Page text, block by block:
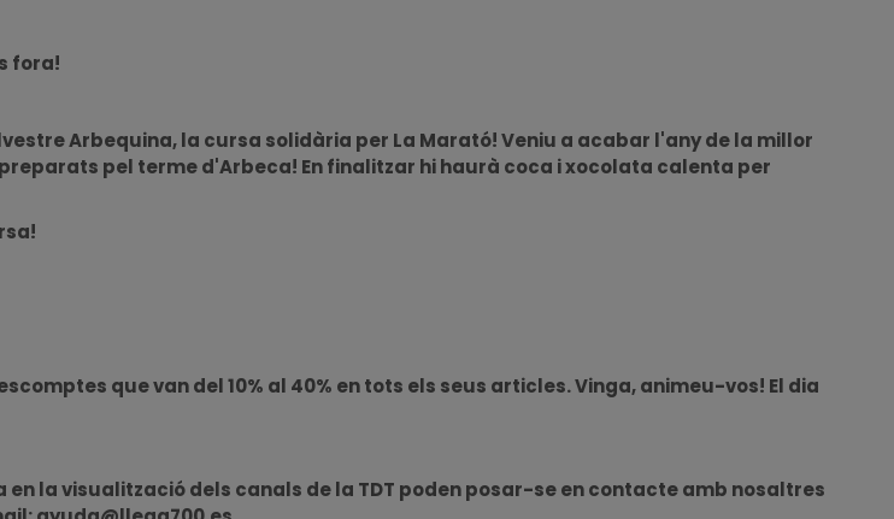
fora!
Arbequina, la cursa solidària per La Marató! Veniu a acabar l'any de la millor
pel terme d'Arbeca! En finalitzar hi haurà coca i xocolata calenta per
que van del 10% al 40% en tots els seus articles. Vinga, animeu-vos! El dia
la visualització dels canals de la TDT poden posar-se en contacte amb nosaltres